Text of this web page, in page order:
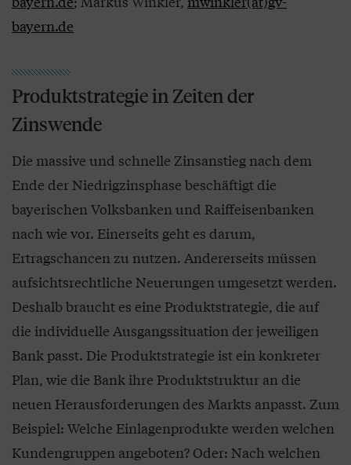
bayern.de
Produktstrategie in Zeiten der
Zinswende
Die massive und schnelle Zinsanstieg nach dem
Ende der Niedrigzinsphase beschäftigt die
bayerischen Volksbanken und Raiffeisenbanken
nach wie vor. Einerseits geht es darum,
Ertragschancen zu nutzen. Andererseits müssen
aufsichtsrechtliche Neuerungen umgesetzt werden.
Deshalb braucht es eine Produktstrategie, die auf
die individuelle Ausgangssituation der jeweiligen
Bank passt. Die Produktstrategie ist ein konkreter
Plan, wie die Bank ihre Produktstruktur an die
neuen Herausforderungen des Markts anpasst. Zum
Beispiel: Welche Einlagenprodukte werden welchen
Kundengruppen angeboten? Oder: Nach welchen